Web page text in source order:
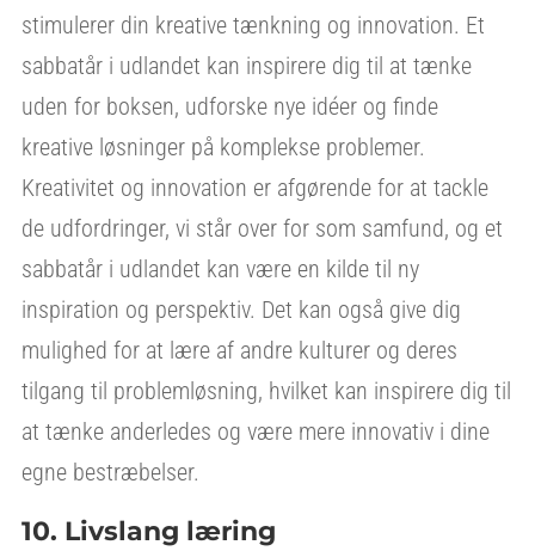
stimulerer din kreative tænkning og innovation. Et
sabbatår i udlandet kan inspirere dig til at tænke
uden for boksen, udforske nye idéer og finde
kreative løsninger på komplekse problemer.
Kreativitet og innovation er afgørende for at tackle
de udfordringer, vi står over for som samfund, og et
sabbatår i udlandet kan være en kilde til ny
inspiration og perspektiv. Det kan også give dig
mulighed for at lære af andre kulturer og deres
tilgang til problemløsning, hvilket kan inspirere dig til
at tænke anderledes og være mere innovativ i dine
egne bestræbelser.
10. Livslang læring